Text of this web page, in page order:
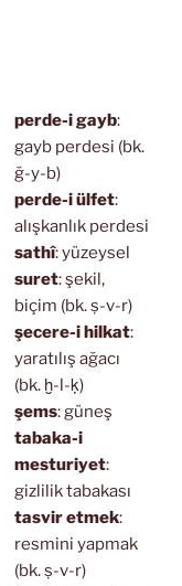
perde-i gayb:
gayb perdesi (bk.
ğ-y-b)
perde-i ülfet:
alışkanlık perdesi
sathî: yüzeysel
suret: şekil,
biçim (bk. ṣ-v-r)
şecere-i hilkat:
yaratılış ağacı
(bk. ḫ-l-ḳ)
şems: güneş
tabaka-i
mesturiyet:
gizlilik tabakası
tasvir etmek:
resmini yapmak
(bk. ṣ-v-r)